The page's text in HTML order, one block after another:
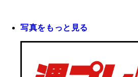
写真をもっと見る